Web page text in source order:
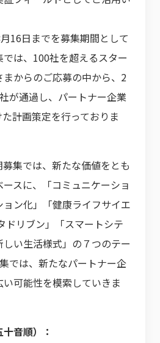
16日までを募集期間として
は、100社を超えるスター
まからのご応募の中から、2
が通過し、パートナー企業
計画策定を行っておりま
集では、新たな価値をとも
スに、「コミュニケーショ
ン化」「健康ライフサイエ
ドリブン」「スマートシテ
しい生活様式」の７つのテー
では、新たなパートナー企
可能性を模索していきま
音順）：